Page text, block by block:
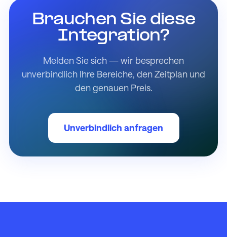
Brauchen Sie diese
Integration?
Melden Sie sich — wir besprechen
unverbindlich Ihre Bereiche, den Zeitplan und
den genauen Preis.
Unverbindlich anfragen